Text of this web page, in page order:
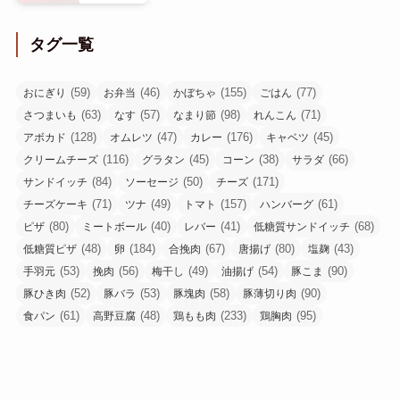
タグ一覧
おにぎり (59) お弁当 (46) かぼちゃ (155) ごはん (77)
さつまいも (63) なす (57) なまり節 (98) れんこん (71)
アボカド (128) オムレツ (47) カレー (176) キャベツ (45)
クリームチーズ (116) グラタン (45) コーン (38) サラダ (66)
サンドイッチ (84) ソーセージ (50) チーズ (171)
チーズケーキ (71) ツナ (49) トマト (157) ハンバーグ (61)
ピザ (80) ミートボール (40) レバー (41) 低糖質サンドイッチ (68)
低糖質ピザ (48) 卵 (184) 合挽肉 (67) 唐揚げ (80) 塩麹 (43)
手羽元 (53) 挽肉 (56) 梅干し (49) 油揚げ (54) 豚こま (90)
豚ひき肉 (52) 豚バラ (53) 豚塊肉 (58) 豚薄切り肉 (90)
食パン (61) 高野豆腐 (48) 鶏もも肉 (233) 鶏胸肉 (95)